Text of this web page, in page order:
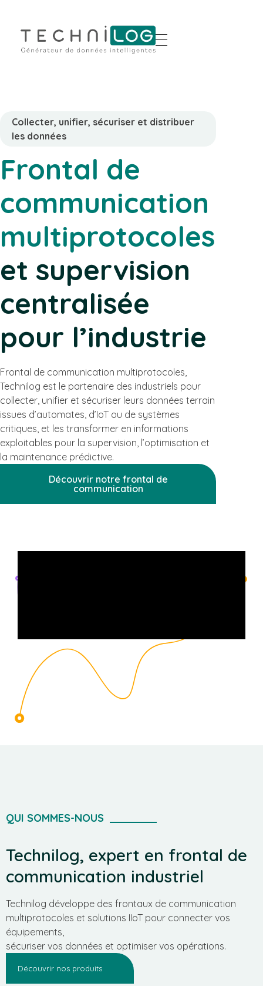
Collecter, unifier, sécuriser et distribuer
les données
Frontal de
communication
multiprotocoles
et supervision
centralisée
pour l’industrie
Frontal de communication multiprotocoles,
Technilog est le partenaire des industriels pour
collecter, unifier et sécuriser leurs données terrain
issues d’automates, d’IoT ou de systèmes
critiques, et les transformer en informations
exploitables pour la supervision, l’optimisation et
la maintenance prédictive.
Découvrir notre frontal de
communication
QUI SOMMES-NOUS
Technilog, expert en frontal de
communication industriel
Technilog développe des frontaux de communication
multiprotocoles et solutions IIoT pour connecter vos
équipements,
sécuriser vos données et optimiser vos opérations.
Découvrir nos produits